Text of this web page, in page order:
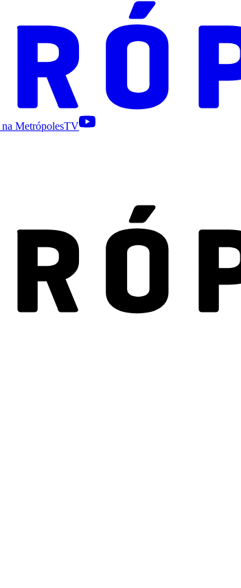
na MetrópolesTV